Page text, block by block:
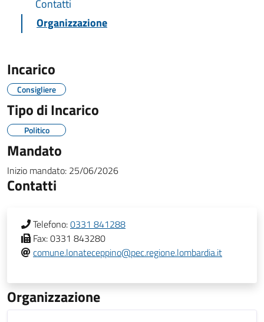
Contatti
Organizzazione
Incarico
Consigliere
Tipo di Incarico
Politico
Mandato
Inizio mandato: 25/06/2026
Contatti
Telefono:0331 841288
Fax:0331 843280
comune.lonateceppino@pec.regione.lombardia.it
Organizzazione